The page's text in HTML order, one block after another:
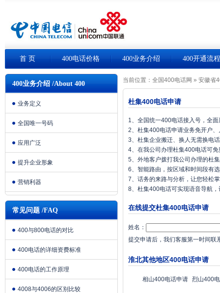
首 页 400电话价格 400业务介绍 400开通流程
400业务介绍 /About 400
业务定义
全国唯一号码
应用广泛
提升企业形象
营销利器
常见问题 /FAQ
400与800电话的对比
400电话的详细资费标准
400电话的工作原理
4008与4006的区别比较
当前位置： 全国400电话网 » 安徽省
杜集400电话申请
1、全国统一400电话接入号，全
2、杜集400电话申请业务免开户
3、杜集企业搬迁、换人无需换电
4、在我公司办理杜集400电话可
5、外地客户拨打我公司办理的杜
6、智能路由，按区域和时间段有
7、话务的来路与分析，让您轻松
8、杜集400电话可实现语音导航
在线提交杜集400电话申请
姓名：
提交申请后，我们客服第一时间联
淮北其他地区400电话申请
相山400电话申请 烈山400